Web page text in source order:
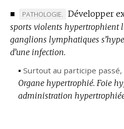
■
MARQUE
DE
DOMAINE
:
PATHOLOGIE. Développer
sports violents hypertrophient
ganglions lymphatiques
d’une infection.
▪ Surtout au participe passé,
Organe hypertrophié. Foie
administration